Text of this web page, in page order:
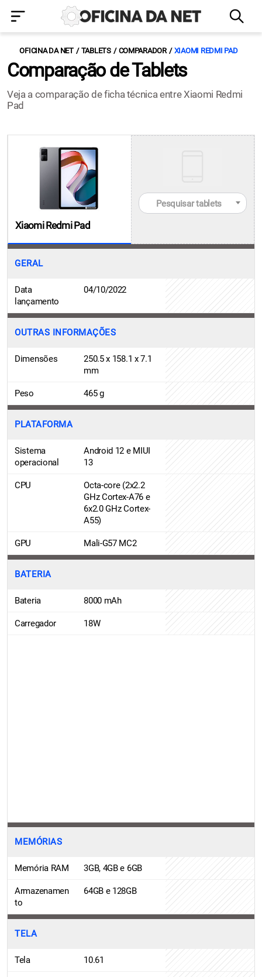
OFICINA DA NET TABLETS COMPARADOR XIAOMI REDMI PAD
Comparação de Tablets
Veja a comparação de ficha técnica entre Xiaomi Redmi
Pad
Xiaomi Redmi Pad
Pesquisar tablets
GERAL
Data
lançamento
04/10/2022
OUTRAS INFORMAÇÕES
Dimensões
250.5 x 158.1 x 7.1
mm
Peso 465 g
PLATAFORMA
Sistema
operacional
Android 12 e MIUI
13
CPU
Octa-core (2x2.2
GHz Cortex-A76 e
6x2.0 GHz Cortex-
A55)
GPU Mali-G57 MC2
BATERIA
Bateria 8000 mAh
Carregador 18W
MEMÓRIAS
Memória RAM 3GB, 4GB e 6GB
Armazenamen
to
64GB e 128GB
TELA
Tela 10.61